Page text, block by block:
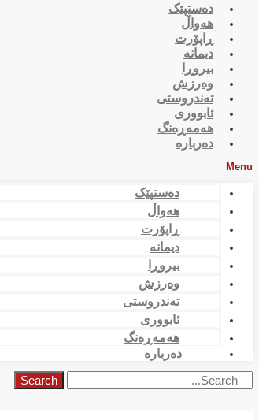
دەستپێک
هەواڵ
ڕاپۆرت
دیمانە
بیروڕا
وەرزش
تەندروستی
ئابووری
هەمەڕەنگ
دەربارە
Menu
دەستپێک
هەواڵ
ڕاپۆرت
دیمانە
بیروڕا
وەرزش
تەندروستی
ئابووری
هەمەڕەنگ
دەربارە
Search